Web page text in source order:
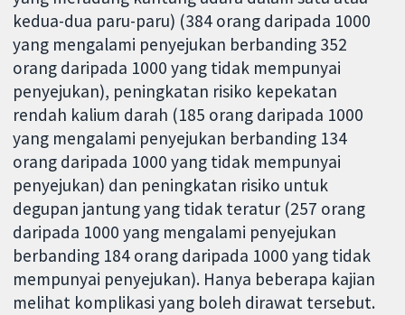
kedua-dua paru-paru) (384 orang daripada 1000
yang mengalami penyejukan berbanding 352
orang daripada 1000 yang tidak mempunyai
penyejukan), peningkatan risiko kepekatan
rendah kalium darah (185 orang daripada 1000
yang mengalami penyejukan berbanding 134
orang daripada 1000 yang tidak mempunyai
penyejukan) dan peningkatan risiko untuk
degupan jantung yang tidak teratur (257 orang
daripada 1000 yang mengalami penyejukan
berbanding 184 orang daripada 1000 yang tidak
mempunyai penyejukan). Hanya beberapa kajian
melihat komplikasi yang boleh dirawat tersebut.